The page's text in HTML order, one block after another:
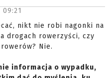
09:21
nikt nie robi nagonki na
drogach rowerzyści, czy
Nie.
informacja o wypadku,